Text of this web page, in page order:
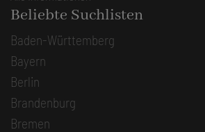
Beliebte Suchlisten
Baden-Württemberg
Bayern
Berlin
Brandenburg
Bremen